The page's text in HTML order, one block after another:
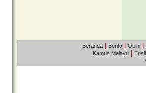
Beranda Berita Opini
Kamus Melayu